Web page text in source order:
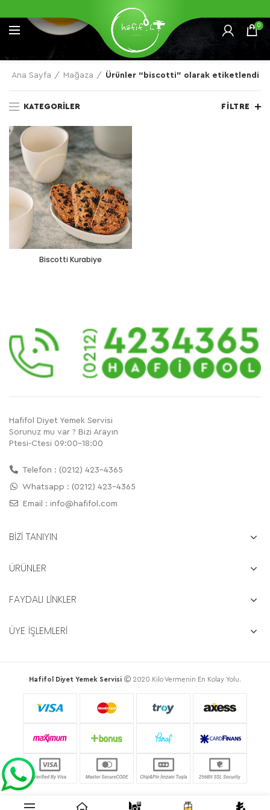
0
Ana Sayfa Mağaza Ürünler “biscotti” olarak etiketlendi
KATEGORILER FILTRE
Biscotti Kurabiye
Hafifol Diyet Yemek Servisi
Sorunuz mu var ? Bizi Arayın
Ptesi-Ctesi 09:00-18:00
Telefon : (0212) 423-4365
Whatsapp : (0212) 423-4365
Email : info@hafifol.com
BİZİ TANIYIN
ÜRÜNLER
FAYDALI LİNKLER
ÜYE İŞLEMLERİ
Hafifol Diyet Yemek Servisi 2020 Kilo Vermenin En Kolay Yolu.